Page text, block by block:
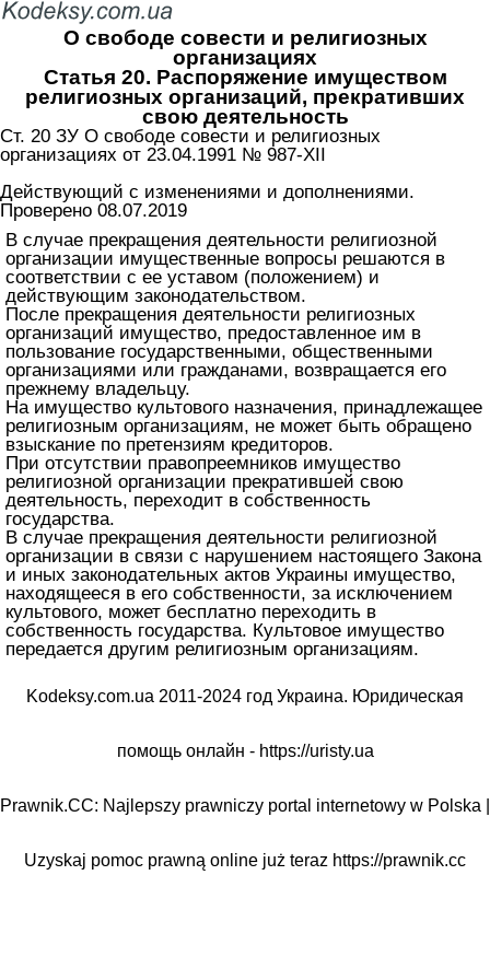
О свободе совести и религиозных
организациях
Статья 20. Распоряжение имуществом
религиозных организаций, прекративших
свою деятельность
Ст. 20 ЗУ О свободе совести и религиозных
организациях от 23.04.1991 № 987-XII
Действующий с изменениями и дополнениями.
Проверено 08.07.2019
В случае прекращения деятельности религиозной
организации имущественные вопросы решаются в
соответствии с ее уставом (положением) и
действующим законодательством.
После прекращения деятельности религиозных
организаций имущество, предоставленное им в
пользование государственными, общественными
организациями или гражданами, возвращается его
прежнему владельцу.
На имущество культового назначения, принадлежащее
религиозным организациям, не может быть обращено
взыскание по претензиям кредиторов.
При отсутствии правопреемников имущество
религиозной организации прекратившей свою
деятельность, переходит в собственность
государства.
В случае прекращения деятельности религиозной
организации в связи с нарушением настоящего Закона
и иных законодательных актов Украины имущество,
находящееся в его собственности, за исключением
культового, может бесплатно переходить в
собственность государства. Культовое имущество
передается другим религиозным организациям.
Kodeksy.com.ua 2011-2024 год Украина. Юридическая
помощь онлайн - https://uristy.ua
Prawnik.CC: Najlepszy prawniczy portal internetowy w Polska |
Uzyskaj pomoc prawną online już teraz https://prawnik.cc